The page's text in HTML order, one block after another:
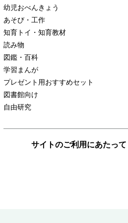
幼児おべんきょう
あそび・工作
知育トイ・知育教材
読み物
図鑑・百科
学習まんが
プレゼント用おすすめセット
図書館向け
自由研究
サイトのご利用にあたって